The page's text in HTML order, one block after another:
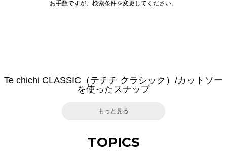
お手数ですが、検索条件を変更してください。
Te chichi CLASSIC（テチチ クラシック）/カットソー
を使ったスナップ
もっと見る
TOPICS